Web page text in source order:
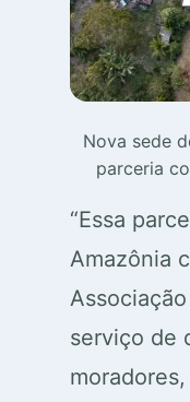
Nova sede
parceria
“Essa
Amazônia
serviço de